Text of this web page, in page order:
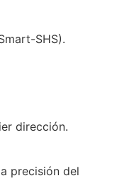
SHS).
dirección.
precisión del